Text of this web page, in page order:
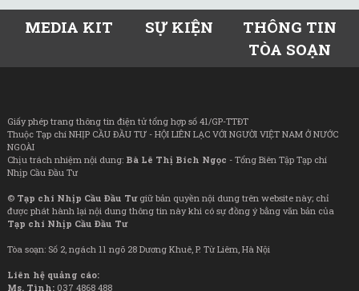
MEDIA KIT SỰ KIỆN
THÔNG TIN
TÒA SOẠN
Giấy phép trang thông tin điện tử tổng hợp số 41/GP-TTĐT
Thuộc Tạp chí NHỊP CẦU ĐẦU TƯ - HỘI LIÊN LẠC VỚI NGƯỜI VIỆT NAM Ở NƯỚC
NGOÀI
Chịu trách nhiệm nội dung: Bà Lê Thị Bích Ngọc - Tổng Biên Tập Tạp chí
Nhịp Cầu Đầu Tư
© Tạp chí Nhịp Cầu Đầu Tưgiữ bản quyền nội dung trên website này; chỉ
được phát hành lại nội dung thông tin này khi có sự đồng ý bằng văn bản của
Tạp chí Nhịp Cầu Đầu Tư
Tòa soạn: Số 2, ngách 11 ngõ 28 Dương Khuê, P. Từ Liêm, Hà Nội
Liên hệ quảng cáo:
Ms. Tình: 037 4868 488